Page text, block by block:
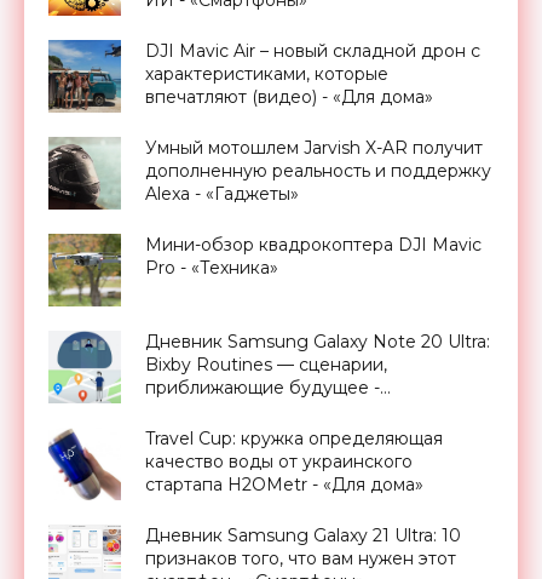
DJI Mavic Air – новый складной дрон с
характеристиками, которые
впечатляют (видео) - «Для дома»
Умный мотошлем Jarvish X-AR получит
дополненную реальность и поддержку
Alexa - «Гаджеты»
Мини-обзор квадрокоптера DJI Mavic
Pro - «Техника»
Дневник Samsung Galaxy Note 20 Ultra:
Bixby Routines — сценарии,
приближающие будущее -
Travel Cup: кружка определяющая
качество воды от украинского
стартапа H2OMetr - «Для дома»
Дневник Samsung Galaxy 21 Ultra: 10
признаков того, что вам нужен этот